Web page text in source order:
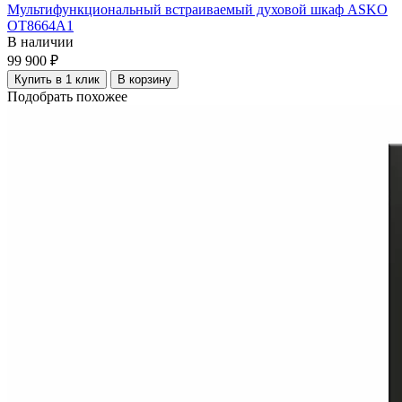
Мультифункциональный встраиваемый духовой шкаф ASKO
OT8664A1
В наличии
99 900 ₽
Купить в 1 клик В корзину
Подобрать похожее